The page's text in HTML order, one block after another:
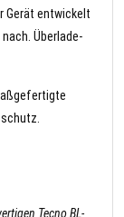
Gerät entwickelt
Überlade-
Tecno BL-